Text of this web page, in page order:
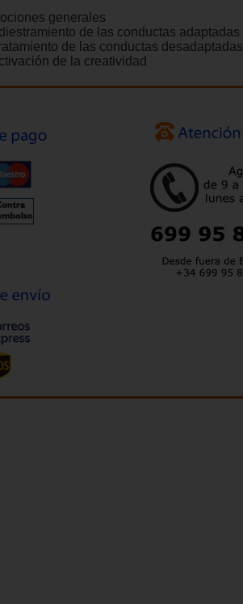
generales
de las conductas adaptadas
de las conductas desadaptadas
de la creatividad